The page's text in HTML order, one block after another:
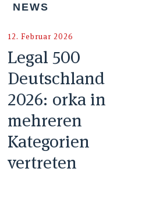
NEWS
12. Februar 2026
Legal 500
Deutschland
2026: orka in
mehreren
Kategorien
vertreten